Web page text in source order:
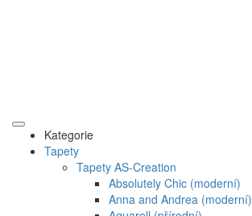
Kategorie
Tapety
Tapety AS-Creation
Absolutely Chic (moderní)
Anna and Andrea (moderní)